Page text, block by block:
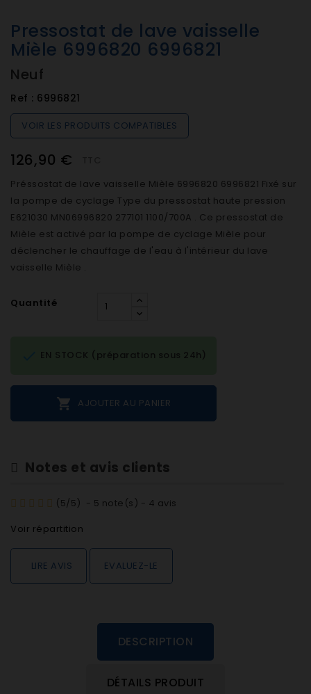
Pressostat de lave vaisselle
Mièle 6996820 6996821
Neuf
Ref : 6996821
VOIR LES PRODUITS COMPATIBLES
126,90 €
Préssostat de lave vaisselle Mièle 6996820 6996821 Fixé sur
la pompe de cyclage Type du pressostat haute pression
E621030 MN06996820 277101 1100/700A . Ce pressostat de
Mièle est activé par la pompe de cyclage Mièle pour
déclencher le chauffage de l'eau à l'intérieur du lave
vaisselle Mièle .
Quantité
 AJOUTER AU PANIER
EN STOCK (préparation sous 24h)
Notes et avis clients
( 5/5) - 5 note(s) - 4 avis
Voir répartition
LIRE AVIS EVALUEZ-LE
DESCRIPTION
DÉTAILS PRODUIT